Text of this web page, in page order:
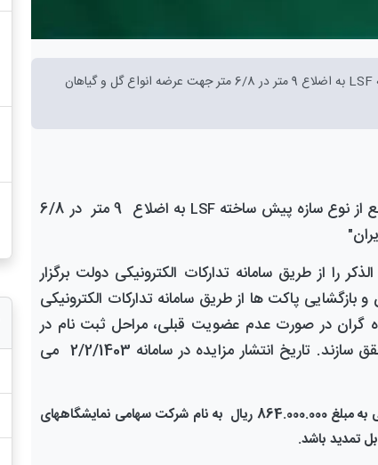
بهره برداری از منافع ساختمان LSF جنب سالن A38 به متراژ 75 متر مربع از نوع سازه پیش ساخته LSF به اضلاع 9 متر در 6/8 متر جهت عرضه انواع گل و گیاهان
از نوع سازه پیش ساختهLSF
به اضلاع 9 متر در 6/8
"
را از طریق سامانه تدارکات الکترونیکی دولت برگزار
و بازگشایی پاکت ها از طریق سامانه تدارکات الکترونیکی
گراندر صورت عدم عضویت قبلی، مراحل ثبت نام در
سازند. تاریخ انتشار مزایده
در سامانه 2/2/1403 می
: 5003001063000002) یک فقره ضمانت نامه بانکی به مبلغ 864.000.000 ریال به نام شرکت سهامی نمایشگاههای
تمدید باشد.